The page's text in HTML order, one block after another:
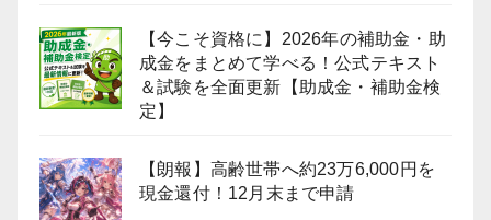
【今こそ資格に】2026年の補助金・助
成金をまとめて学べる！公式テキスト
＆試験を全面更新【助成金・補助金検
定】
【朗報】高齢世帯へ約23万6,000円を
現金還付！12月末まで申請